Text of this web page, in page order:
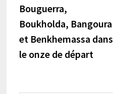
de
l’article
Bouguerra,
Boukholda, Bangoura
et Benkhemassa dans
le onze de départ